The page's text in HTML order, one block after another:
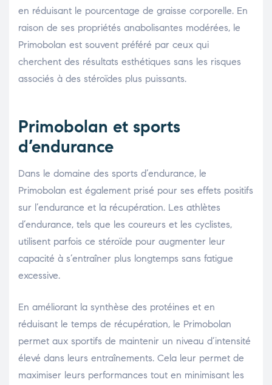
en réduisant le pourcentage de graisse corporelle. En
raison de ses propriétés anabolisantes modérées, le
Primobolan est souvent préféré par ceux qui
cherchent des résultats esthétiques sans les risques
associés à des stéroïdes plus puissants.
Primobolan et sports
d’endurance
Dans le domaine des sports d’endurance, le
Primobolan est également prisé pour ses effets positifs
sur l’endurance et la récupération. Les athlètes
d’endurance, tels que les coureurs et les cyclistes,
utilisent parfois ce stéroïde pour augmenter leur
capacité à s’entraîner plus longtemps sans fatigue
excessive.
En améliorant la synthèse des protéines et en
réduisant le temps de récupération, le Primobolan
permet aux sportifs de maintenir un niveau d’intensité
élevé dans leurs entraînements. Cela leur permet de
maximiser leurs performances tout en minimisant les